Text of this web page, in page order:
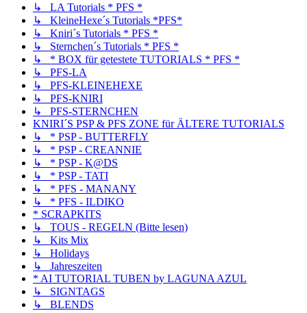
↳ LA Tutorials * PFS *
↳ KleineHexe´s Tutorials *PFS*
↳ Kniri´s Tutorials * PFS *
↳ Sternchen´s Tutorials * PFS *
↳ * BOX für getestete TUTORIALS * PFS *
↳ PFS-LA
↳ PFS-KLEINEHEXE
↳ PFS-KNIRI
↳ PFS-STERNCHEN
KNIRI´S PSP & PFS ZONE für ÄLTERE TUTORIALS
↳ * PSP - BUTTERFLY
↳ * PSP - CREANNIE
↳ * PSP - K@DS
↳ * PSP - TATI
↳ * PFS - MANANY
↳ * PFS - ILDIKO
* SCRAPKITS
↳ TOUS - REGELN (Bitte lesen)
↳ Kits Mix
↳ Holidays
↳ Jahreszeiten
* AI TUTORIAL TUBEN by LAGUNA AZUL
↳ SIGNTAGS
↳ BLENDS